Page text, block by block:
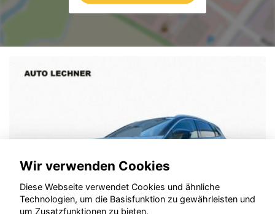
Wir verwenden Cookies
Diese Webseite verwendet Cookies und ähnliche
Technologien, um die Basisfunktion zu gewährleisten und
um Zusatzfunktionen zu bieten.